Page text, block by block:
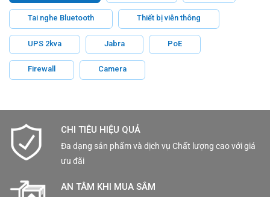
Tai nghe Bluetooth Thiết bị viễn thông
UPS 2kva Jabra PoE
Firewall Camera
CHI TIÊU HIỆU QUẢ
Đa dạng sản phẩm và dịch vụ Chất lượng cao với giá
ưu đãi
AN TÂM KHI MUA SẮM